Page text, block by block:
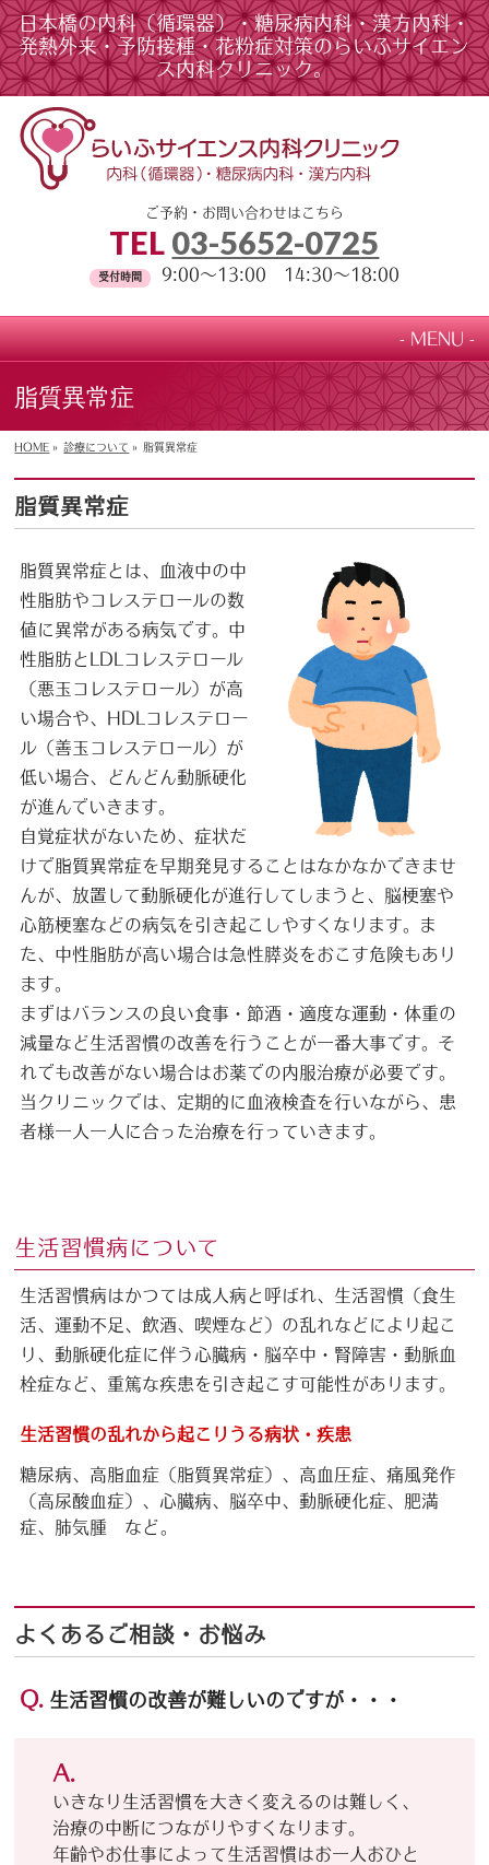
日本橋の内科（循環器）・糖尿病内科・漢方内科・
発熱外来・予防接種・花粉症対策のらいふサイエン
ス内科クリニック。
ご予約・お問い合わせはこちら
TEL 03-5652-0725
受付時間 9:00～13:00 14:30～18:00
MENU
脂質異常症
HOME » 診療について » 脂質異常症
脂質異常症
脂質異常症とは、血液中の中
性脂肪やコレステロールの数
値に異常がある病気です。中
性脂肪とLDLコレステロール
（悪玉コレステロール）が高
い場合や、HDLコレステロー
ル（善玉コレステロール）が
低い場合、どんどん動脈硬化
が進んでいきます。
自覚症状がないため、症状だ
けで脂質異常症を早期発見することはなかなかできませ
んが、放置して動脈硬化が進行してしまうと、脳梗塞や
心筋梗塞などの病気を引き起こしやすくなります。ま
た、中性脂肪が高い場合は急性膵炎をおこす危険もあり
ます。
まずはバランスの良い食事・節酒・適度な運動・体重の
減量など生活習慣の改善を行うことが一番大事です。そ
れでも改善がない場合はお薬での内服治療が必要です。
当クリニックでは、定期的に血液検査を行いながら、患
者様一人一人に合った治療を行っていきます。
生活習慣病について
生活習慣病はかつては成人病と呼ばれ、生活習慣（食生
活、運動不足、飲酒、喫煙など）の乱れなどにより起こ
り、動脈硬化症に伴う心臓病・脳卒中・腎障害・動脈血
栓症など、重篤な疾患を引き起こす可能性があります。
生活習慣の乱れから起こりうる病状・疾患
糖尿病、高脂血症（脂質異常症）、高血圧症、痛風発作
（高尿酸血症）、心臓病、脳卒中、動脈硬化症、肥満
症、肺気腫 など。
よくあるご相談・お悩み
Q. ⽣活習慣の改善が難しいのですが・・・
A.
いきなり⽣活習慣を⼤きく変えるのは難しく、
治療の中断につながりやすくなります。
年齢やお仕事によって⽣活習慣はお⼀⼈おひと